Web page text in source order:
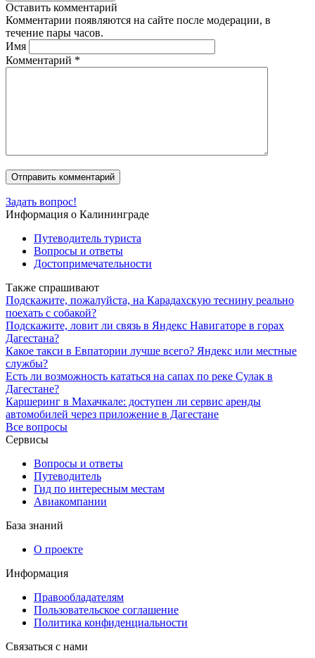
Оставить комментарий
Комментарии появляются на сайте после модерации, в
течение пары часов.
Имя
Комментарий *
Задать вопрос!
Информация о Калининграде
Путеводитель туриста
Вопросы и ответы
Достопримечательности
Также спрашивают
Подскажите, пожалуйста, на Карадахскую теснину реально
поехать с собакой?
Подскажите, ловит ли связь в Яндекс Навигаторе в горах
Дагестана?
Какое такси в Евпатории лучше всего? Яндекс или местные
службы?
Есть ли возможность кататься на сапах по реке Сулак в
Дагестане?
Каршеринг в Махачкале: доступен ли сервис аренды
автомобилей через приложение в Дагестане
Все вопросы
Сервисы
Вопросы и ответы
Путеводитель
Гид по интересным местам
Авиакомпании
База знаний
О проекте
Информация
Правообладателям
Пользовательское соглашение
Политика конфиденциальности
Связаться с нами